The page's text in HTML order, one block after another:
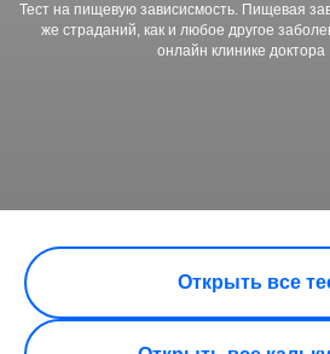
Тест на пищевую зависисмость. Пищевая
же страданий, как и любое другое
онлайн клинике
Открыть все